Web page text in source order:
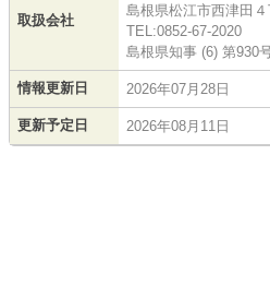
取扱会社
島根県松江市西津田
TEL:0852-67-2020
島根県知事 (6) 第930
情報更新日 2026年07月28日
更新予定日 2026年08月11日